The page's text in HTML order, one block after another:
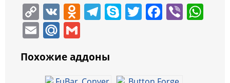
C
o
p
y
Li
V
K
O
o
kl
T
gr
a
S
e
T F
b
Vi
E
ai
M
l. ai
Похожие аддоны